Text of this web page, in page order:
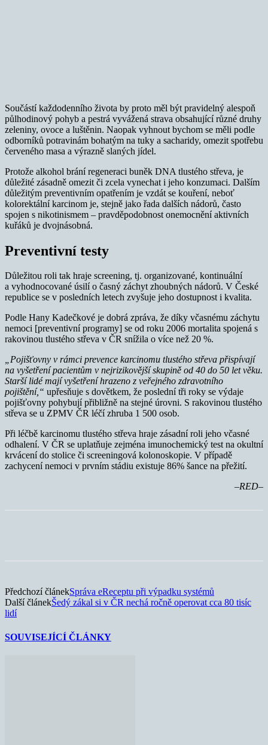
Součástí každodenního života by proto měl být pravidelný alespoň
půlhodinový pohyb a pestrá vyvážená strava obsahující různé druhy
zeleniny, ovoce a luštěnin. Naopak vyhnout bychom se měli podle
odborníků potravinám bohatým na tuky a sacharidy, omezit spotřebu
červeného masa a výrazně slaných jídel.
Protože alkohol brání regeneraci buněk DNA tlustého střeva, je
důležité zásadně omezit či zcela vynechat i jeho konzumaci. Dalším
důležitým preventivním opatřením je vzdát se kouření, neboť
kolorektální karcinom je, stejně jako řada dalších nádorů, často
spojen s nikotinismem – pravděpodobnost onemocnění aktivních
kuřáků je dvojnásobná.
Preventivní testy
Důležitou roli tak hraje screening, tj. organizované, kontinuální
a vyhodnocované úsilí o časný záchyt zhoubných nádorů. V České
republice se v posledních letech zvyšuje jeho dostupnost i kvalita.
Podle Hany Kadečkové je dobrá zpráva, že díky včasnému záchytu
nemoci [preventivní programy] se od roku 2006 mortalita spojená s
rakovinou tlustého střeva v ČR snížila o více než 20 %.
„Pojišťovny v rámci prevence karcinomu tlustého střeva přispívají
na vyšetření pacientům v nejrizikovější skupině od 40 do 50 let věku.
Starší lidé mají vyšetření hrazeno z veřejného zdravotního
pojištění,“ upřesňuje s dovětkem, že poslední tři roky se výdaje
pojišťovny pohybují přibližně na stejné úrovni. S rakovinou tlustého
střeva se u ZPMV ČR léčí zhruba 1 500 osob.
Při léčbě karcinomu tlustého střeva hraje zásadní roli jeho včasné
odhalení. V ČR se uplatňuje zejména imunochemický test na okultní
krvácení do stolice či screeningová kolonoskopie. V případě
zachycení nemoci v prvním stádiu existuje 86% šance na přežití.
–RED–
Předchozí článekSpráva eReceptu při výpadku systémů
Další článekŠedý zákal si v ČR nechá ročně operovat cca 80 tisíc
lidí
SOUVISEJÍCÍ ČLÁNKY